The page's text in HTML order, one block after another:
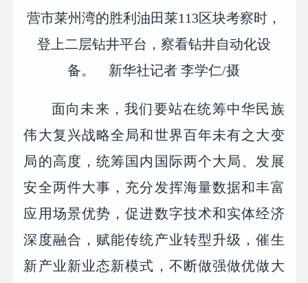
营市莱州湾的胜利油田莱113区块考察时，
登上二层钻井平台，察看钻井自动化设
备。 新华社记者 李学仁/摄
面向未来，我们要站在统筹中华民族
伟大复兴战略全局和世界百年未有之大变
局的高度，统筹国内国际两个大局、发展
安全两件大事，充分发挥海量数据和丰富
应用场景优势，促进数字技术和实体经济
深度融合，赋能传统产业转型升级，催生
新产业新业态新模式，不断做强做优做大